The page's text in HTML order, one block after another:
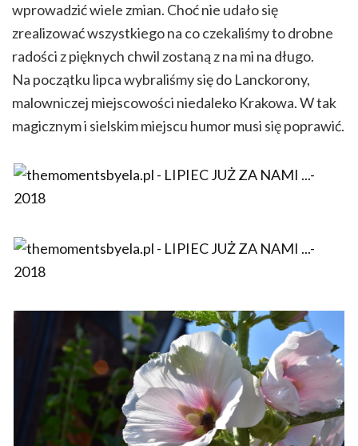
wprowadzić wiele zmian. Choć nie udało się
zrealizować wszystkiego na co czekaliśmy to drobne
radości z pięknych chwil zostaną z na mi na długo.
Na początku lipca wybraliśmy się do Lanckorony,
malowniczej miejscowości niedaleko Krakowa. W tak
magicznym i sielskim miejscu humor musi się poprawić.